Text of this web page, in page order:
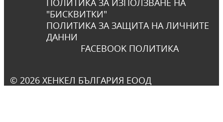
ПОЛИТИКА ЗА ИЗПОЛЗВАНЕ НА
"БИСКВИТКИ"
ПОЛИТИКА ЗА ЗАЩИТА НА ЛИЧНИТЕ
ДАННИ
FACEBOOK ПОЛИТИКА
© 2026 ХЕНКЕЛ БЪЛГАРИЯ ЕООД